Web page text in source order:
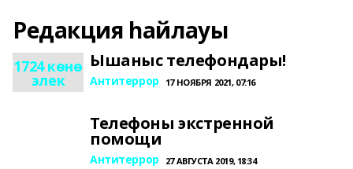
Редакция һайлауы
1724 көнө
элек
Ышаныс телефондары!
Антитеррор 17 НОЯБРЯ 2021, 07:16
Телефоны экстренной
помощи
Антитеррор 27 АВГУСТА 2019, 18:34